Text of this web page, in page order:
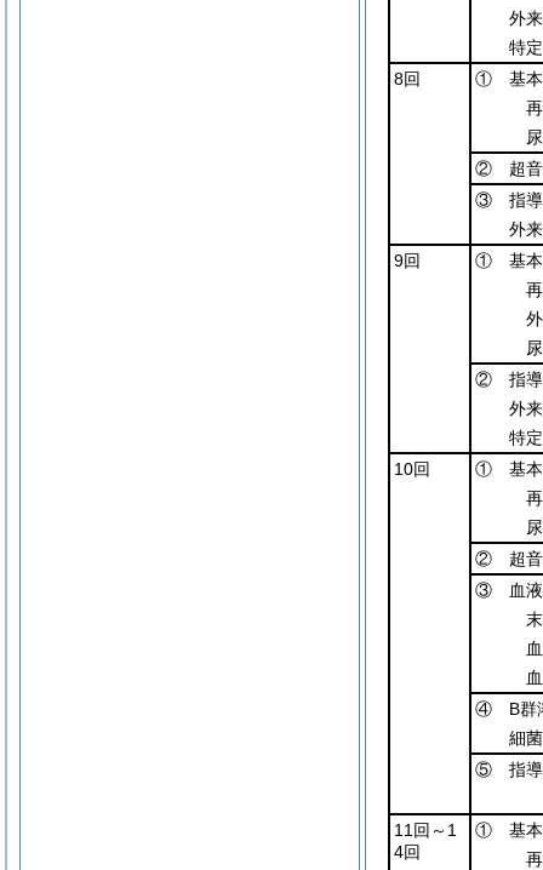
外
特
8回
① 基本
② 超音
③ 指導
外
9回
① 基本
② 指導
外
特
10回
① 基本
② 超音
③ 血液
④ B群
細
⑤ 指導
11回～1
4回
① 基本